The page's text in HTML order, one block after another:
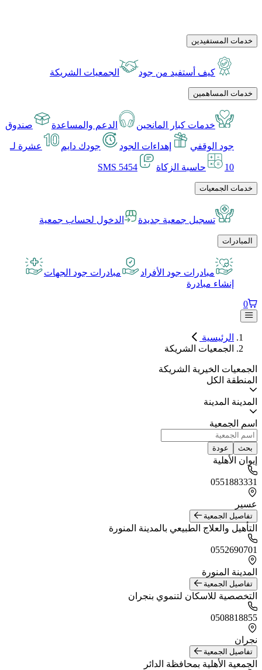
خدمات المستفيدين
كيف أستفيد من جود الجمعيات الشريكة
خدمات المساهمين
خدمات كبار المانحين الدعم والمساعدة صندوق
جود الوقفي إهداءات الجود جودك دايم عشرة لـ
10 حاسبة الزكاة SMS 5454
خدمات الجمعيات
تسجيل جمعية جديدة الدخول لحساب جمعية
المبادرات
مبادرات جود الأفراد
مبادرات جود الجهات
إنشاء مبادرة
0
الرئيسية
الجمعيات الشريكة
الجمعيات الخيرية الشريكة
المنطقة الكل
المدينة المدينة
اسم الجمعية
بحث عودة
إيوان الأهلية
0551883331
عسير
تفاصيل الجمعية
التأهيل والعلاج الطبيعي بالمدينة المنورة
0552690701
المدينة المنورة
تفاصيل الجمعية
التخصصية للاسكان لتنموي بنجران
0508818855
نجران
تفاصيل الجمعية
الجمعية الأهلية بمحافظة الدائر